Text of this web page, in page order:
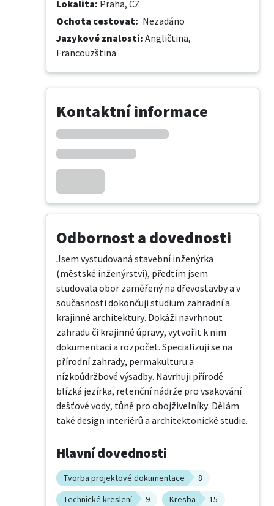
Lokalita: Praha, CZ
Ochota cestovat: Nezadáno
Jazykové znalosti: Angličtina,
Francouzština
Kontaktní informace
Odbornost a dovednosti
Jsem vystudovaná stavební inženýrka
(městské inženýrství), předtím jsem
studovala obor zaměřený na dřevostavby a v
současnosti dokončuji studium zahradní a
krajinné architektury. Dokáži navrhnout
zahradu či krajinné úpravy, vytvořit k nim
dokumentaci a rozpočet. Specializuji se na
přírodní zahrady, permakulturu a
nízkoúdržbové výsadby. Navrhuji přírodě
blízká jezírka, retenční nádrže pro vsakování
dešťové vody, tůně pro obojživelníky. Dělám
také design interiérů a architektonické studie.
Hlavní dovednosti
Tvorba projektové dokumentace
8
Technické kreslení
9 Kresba
15